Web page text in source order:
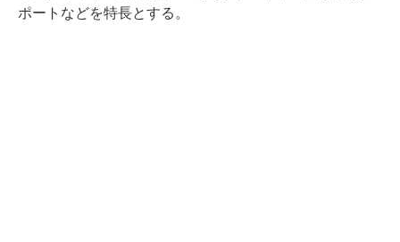
ポートなどを特長とする。